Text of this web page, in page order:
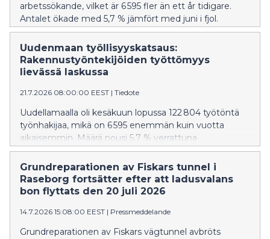
arbetssökande, vilket är 6 595 fler än ett år tidigare.
Antalet ökade med 5,7 % jämfört med juni i fjol.
Uudenmaan työllisyyskatsaus:
Rakennustyöntekijöiden työttömyys
lievässä laskussa
21.7.2026 08:00:00 EEST | Tiedote
Uudellamaalla oli kesäkuun lopussa 122 804 työtöntä
työnhakijaa, mikä on 6 595 enemmän kuin vuotta
aikaisemmin. Määrä nousi 5,7 % verrattuna
edellisvuoden kesäkuuhun.
Grundreparationen av Fiskars tunnel i
Raseborg fortsätter efter att ladusvalans
bon flyttats den 20 juli 2026
14.7.2026 15:08:00 EEST | Pressmeddelande
Grundreparationen av Fiskars vägtunnel avbröts